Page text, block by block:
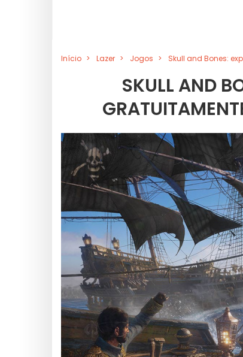
Início Lazer Jogos Skull and Bones:
SKULL AND